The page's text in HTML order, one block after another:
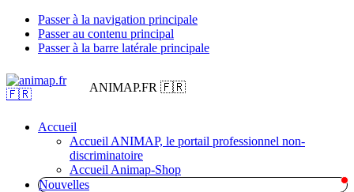
Passer à la navigation principale
Passer au contenu principal
Passer à la barre latérale principale
ANIMAP.FR 🇫🇷
Accueil
Accueil ANIMAP, le portail professionnel non-
discriminatoire
Accueil Animap-Shop
Nouvelles